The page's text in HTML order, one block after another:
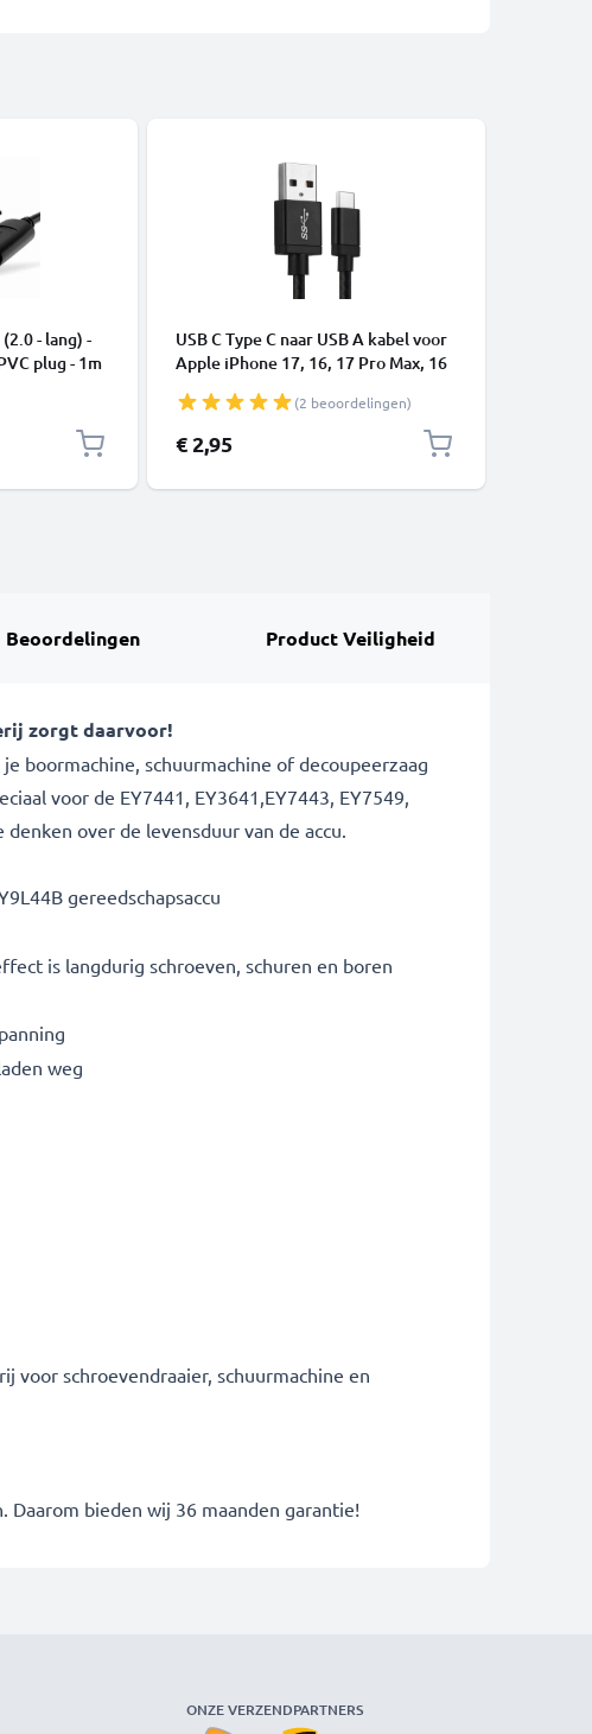
- lang) -
plug - 1m
USB C Type C naar USB A kabel voor
Apple iPhone 17, 16, 17 Pro Max, 16
Samsung Galaxy S25 Ultra, S25
Google Pixel 10, 9a, 10 Pro, 10 Pro
XL Xiaomi 15 Ultra, Redmi Note 14
(2 beoordelingen)
€ 2,95
Beoordelingen Product Veiligheid
zorgt daarvoor!
boormachine, schuurmachine of decoupeerzaag
voor de EY7441, EY3641,EY7443, EY7549,
over de levensduur van de accu.
gereedschapsaccu
is langdurig schroeven, schuren en boren
weg
voor schroevendraaier, schuurmachine en
bieden wij 36 maanden garantie!
ONZE VERZENDPARTNERS